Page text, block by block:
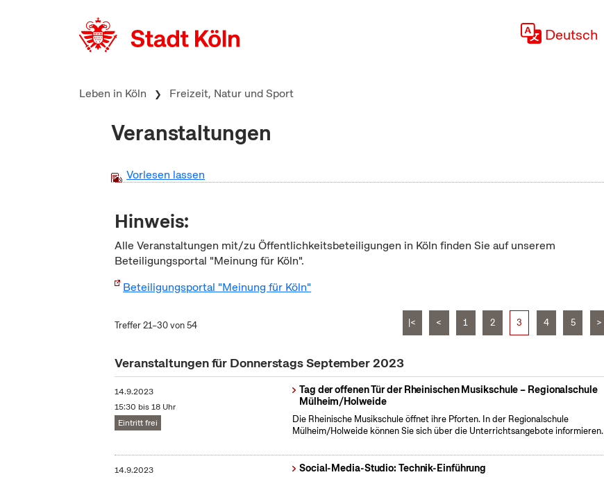
Deutsch
Leben in Köln Freizeit, Natur und Sport
Veranstaltungen
Vorlesen lassen
Hinweis:
Alle Veranstaltungen mit/zu Öffentlichkeitsbeteiligungen in Köln finden Sie auf unserem
Beteiligungsportal "Meinung für Köln".
Beteiligungsportal "Meinung für Köln"
Treffer 21–30 von 54 |< < 1 2 3 4 5 >
Veranstaltungen für Donnerstags September 2023
14.9.2023
15:30 bis 18 Uhr
Eintritt frei
Tag der offenen Tür der Rheinischen Musikschule – Regionalschule
Mülheim/Holweide
Die Rheinische Musikschule öffnet ihre Pforten. In der Regionalschule
Mülheim/Holweide können Sie sich über die Unterrichtsangebote informieren.
14.9.2023
Social-Media-Studio: Technik-Einführung